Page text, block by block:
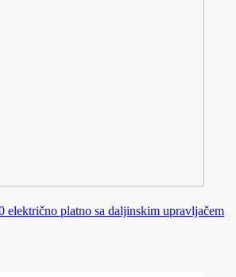
električno platno sa daljinskim upravljačem